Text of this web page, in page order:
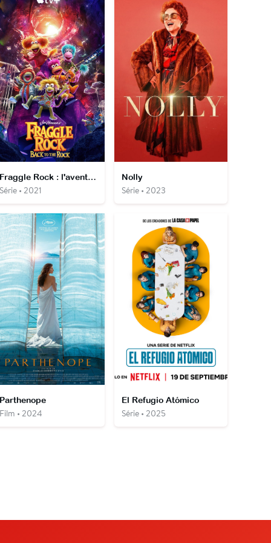
Fraggle Rock : l'aventure continue
• 2021
Nolly
Série • 2023
• 2024
El Refugio Atómico
Série • 2025